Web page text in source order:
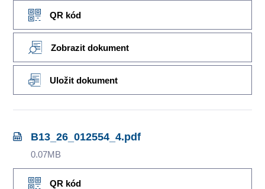
QR kód
Zobrazit dokument
Uložit dokument
B13_26_012554_4.pdf
0.07MB
QR kód